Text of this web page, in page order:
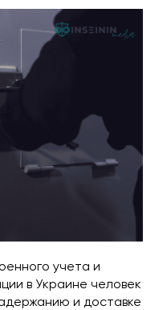
учета и
в Украине человек
и доставке